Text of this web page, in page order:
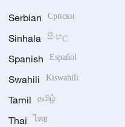
Serbian Српски
Sinhala සිංහල
Spanish Español
Swahili Kiswahili
Tamil தமிழ்
Thai ไทย